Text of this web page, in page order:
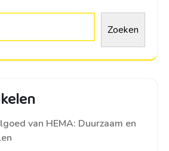
Zoeken
van HEMA: Duurzaam en